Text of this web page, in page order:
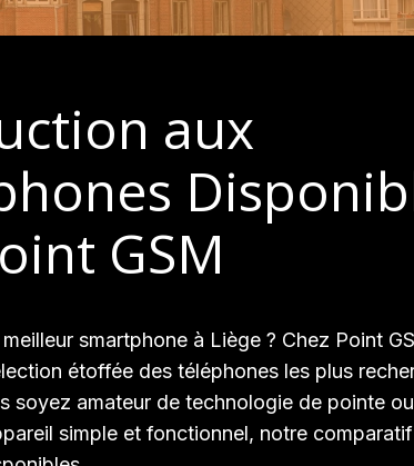
aux
GSM
smartphone à Liège ? Chez Point
étoffée des téléphones les plus
soyez amateur de technologie de pointe
simple et fonctionnel, notre